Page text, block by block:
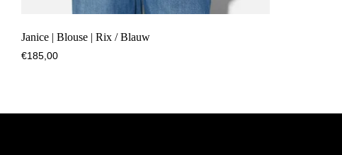
Janice | Blouse | Rix / Blauw
€185,00